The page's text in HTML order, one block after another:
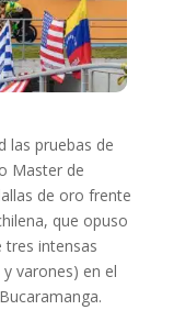
las pruebas de
Master de
de oro frente
que opuso
tres intensas
varones) en el